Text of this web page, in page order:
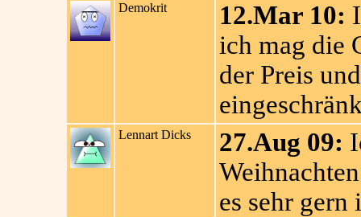
Demokrit 12.Mar 10:
ich mag die
der Preis
Lennart Dicks 27.Aug 09:
es sehr gern